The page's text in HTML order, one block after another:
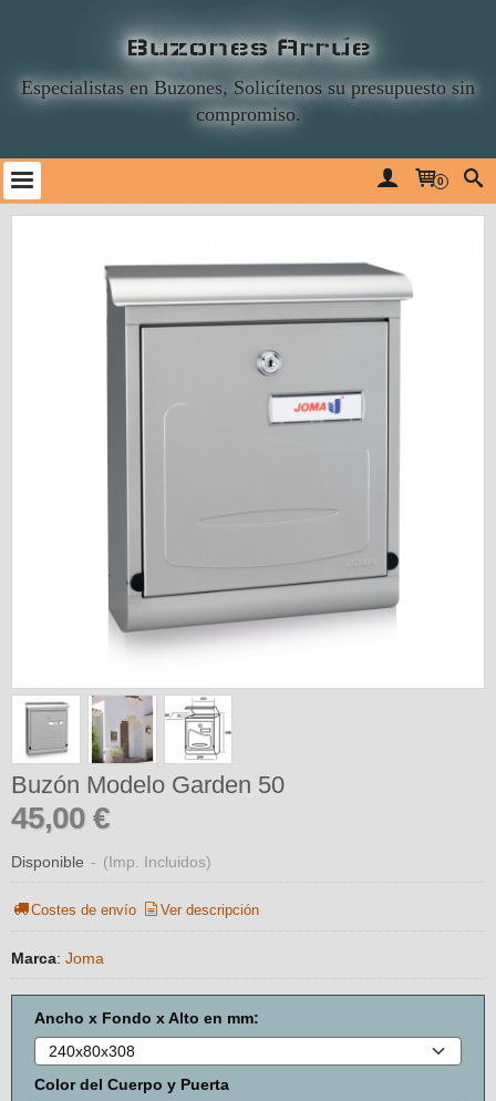
Buzones Arrúe
Especialistas en Buzones, Solicítenos su presupuesto sin
compromiso.
0
Buzón Modelo Garden 50
45,00 €
Disponible - (Imp. Incluidos)
Costes de envío Ver descripción
Marca: Joma
Ancho x Fondo x Alto en mm:
Color del Cuerpo y Puerta